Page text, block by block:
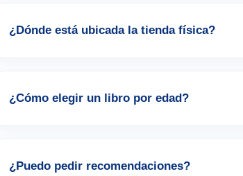
¿Dónde está ubicada la tienda física?
¿Cómo elegir un libro por edad?
¿Puedo pedir recomendaciones?